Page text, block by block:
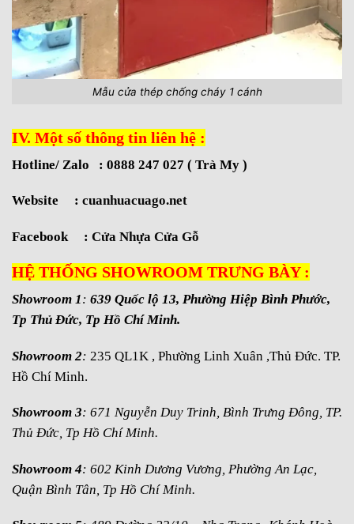
Mẫu cửa thép chống cháy 1 cánh
IV. Một số thông tin liên hệ :
Hotline/ Zalo : 0888 247 027 ( Trà My )
Website : cuanhuacuago.net
Facebook : Cửa Nhựa Cửa Gỗ
HỆ THỐNG SHOWROOM TRƯNG BÀY :
Showroom 1: 639 Quốc lộ 13, Phường Hiệp Bình Phước,
Tp Thủ Đức, Tp Hồ Chí Minh.
Showroom 2: 235 QL1K , Phường Linh Xuân ,Thủ Đức. TP.
Hồ Chí Minh.
Showroom 3: 671 Nguyễn Duy Trinh, Bình Trưng Đông, TP.
Thủ Đức, Tp Hồ Chí Minh.
Showroom 4: 602 Kinh Dương Vương, Phường An Lạc,
Quận Bình Tân, Tp Hồ Chí Minh.